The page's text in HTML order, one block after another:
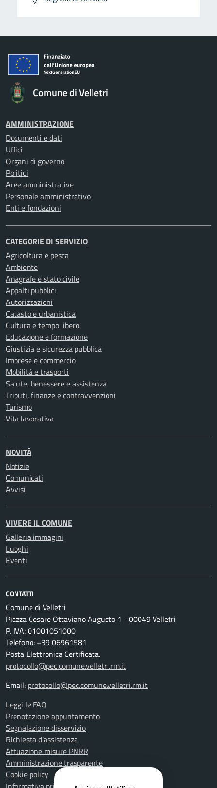
Comune di Velletri
AMMINISTRAZIONE
Documenti e dati
Uffici
Organi di governo
Politici
Aree amministrative
Personale amministrativo
Enti e fondazioni
CATEGORIE DI SERVIZIO
Agricoltura e pesca
Ambiente
Anagrafe e stato civile
Appalti pubblici
Autorizzazioni
Catasto e urbanistica
Cultura e tempo libero
Educazione e formazione
Giustizia e sicurezza pubblica
Imprese e commercio
Mobilità e trasporti
Salute, benessere e assistenza
Tributi, finanze e contravvenzioni
Turismo
Vita lavorativa
NOVITÀ
Notizie
Comunicati
Avvisi
VIVERE IL COMUNE
Galleria immagini
Luoghi
Eventi
CONTATTI
Comune di Velletri
Piazza Cesare Ottaviano Augusto 1 - 00049 Velletri
P. IVA: 01001051000
Telefono: +39 06961581
Posta Elettronica Certificata:
protocollo@pec.comune.velletri.rm.it
Email: protocollo@pec.comune.velletri.rm.it
Leggi le FAQ
Prenotazione appuntamento
Segnalazione disservizio
Richiesta d'assistenza
Attuazione misure PNRR
Amministrazione trasparente
Cookie policy